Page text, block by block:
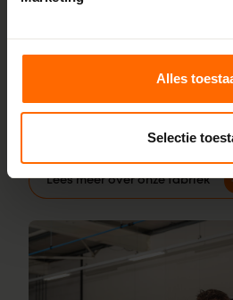
Alles
Selectie
vragen over inmeten of maatwerk?
vakmensen staat altijd voor je
Lees meer over onze fabriek